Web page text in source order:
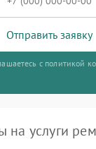
Отправить заявку
с политикой
на услуги